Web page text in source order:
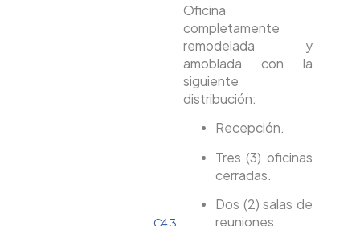
C43
Oficina
completamente
remodelada y
amoblada con la
siguiente
distribución:
Recepción.
Tres (3) oficinas
cerradas.
Dos (2) salas de
reuniones.